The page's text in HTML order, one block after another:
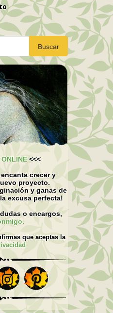
Buscar
<<<
crecer y
proyecto.
y ganas de
excusa perfecta!
o encargos,
que aceptas la